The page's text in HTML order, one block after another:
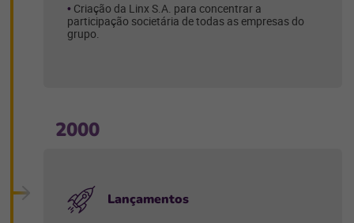
Criação da Linx S.A. para concentrar a
participação societária de todas as empresas do
grupo.
2000
Lançamentos